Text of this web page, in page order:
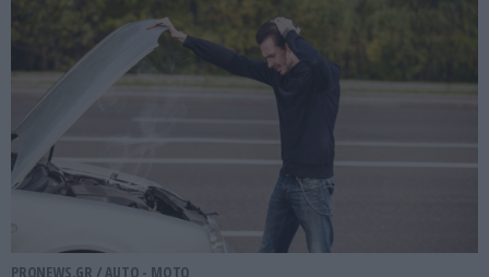
PRONEWS.GR / AUTO - MOTO